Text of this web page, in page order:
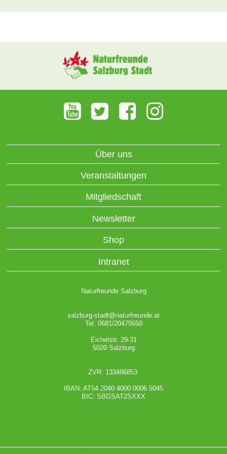
Über uns
Veranstaltungen
Mitgliedschaft
Newsletter
Shop
Intranet
Naturfreunde Salzburg
salzburg-stadt@naturfreunde.at
Tel: 0681/20475650
Eichetstr. 29-31
5020 Salzburg
ZVR: 133486853
IBAN: AT54 2040 4000 0006 5045
BIC: SBGSAT2SXXX